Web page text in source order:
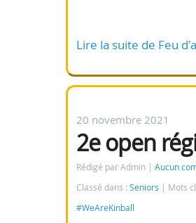
Lire la suite de Feu
20 novembre 2021
2e open
Rédigé par Admin
Aucun
Classé dans : Seniors Mots
#WeAreKinball